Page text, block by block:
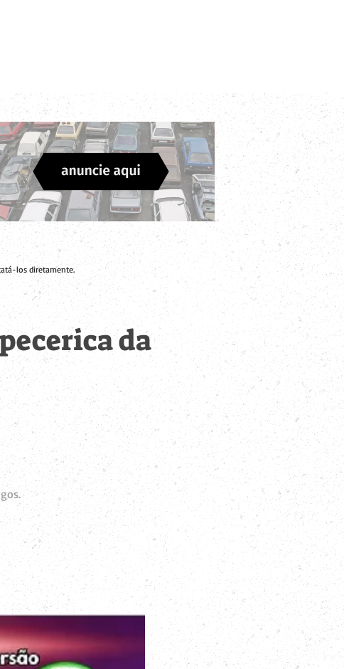
los diretamente.
da